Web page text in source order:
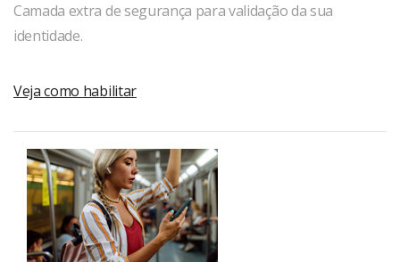
Camada extra de segurança para validação da sua
identidade.
Veja como habilitar